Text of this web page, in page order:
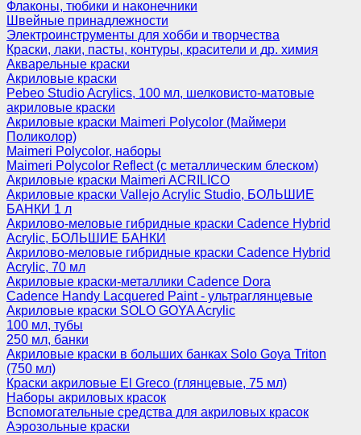
Флаконы, тюбики и наконечники
Швейные принадлежности
Электроинструменты для хобби и творчества
Краски, лаки, пасты, контуры, красители и др. химия
Акварельные краски
Акриловые краски
Pebeo Studio Acrylics, 100 мл, шелковисто-матовые
акриловые краски
Акриловые краски Maimeri Polycolor (Маймери
Поликолор)
Maimeri Polycolor, наборы
Maimeri Polycolor Reflect (с металлическим блеском)
Акриловые краски Maimeri ACRILICO
Акриловые краски Vallejo Acrylic Studio, БОЛЬШИЕ
БАНКИ 1 л
Акрилово-меловые гибридные краски Cadence Hybrid
Acrylic, БОЛЬШИЕ БАНКИ
Акрилово-меловые гибридные краски Cadence Hybrid
Acrylic, 70 мл
Акриловые краски-металлики Cadence Dora
Cadence Handy Lacquered Paint - ультраглянцевые
Акриловые краски SOLO GOYA Acrylic
100 мл, тубы
250 мл, банки
Акриловые краски в больших банках Solo Goya Triton
(750 мл)
Краски акриловые El Greco (глянцевые, 75 мл)
Наборы акриловых красок
Вспомогательные средства для акриловых красок
Аэрозольные краски